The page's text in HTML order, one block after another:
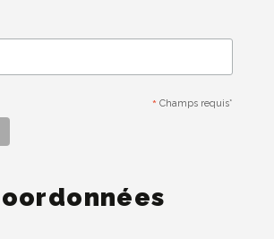
* Champs requis*